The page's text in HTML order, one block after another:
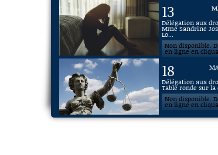
13
Délégation aux
Mme Sandrine
Lo...
Non disponible.
en ligne en
18
Délégation aux
Table ronde sur
Non disponible.
en ligne en